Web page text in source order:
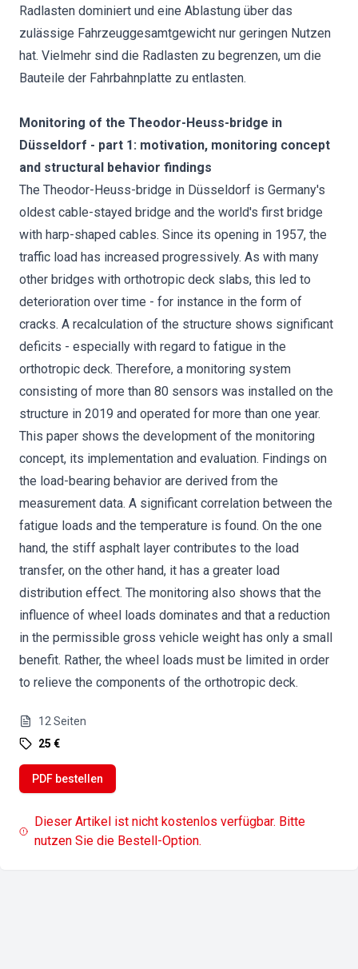
Radlasten dominiert und eine Ablastung über das
zulässige Fahrzeuggesamtgewicht nur geringen Nutzen
hat. Vielmehr sind die Radlasten zu begrenzen, um die
Bauteile der Fahrbahnplatte zu entlasten.
Monitoring of the Theodor-Heuss-bridge in
Düsseldorf - part 1: motivation, monitoring concept
and structural behavior findings
The Theodor-Heuss-bridge in Düsseldorf is Germany's
oldest cable-stayed bridge and the world's first bridge
with harp-shaped cables. Since its opening in 1957, the
traffic load has increased progressively. As with many
other bridges with orthotropic deck slabs, this led to
deterioration over time - for instance in the form of
cracks. A recalculation of the structure shows significant
deficits - especially with regard to fatigue in the
orthotropic deck. Therefore, a monitoring system
consisting of more than 80 sensors was installed on the
structure in 2019 and operated for more than one year.
This paper shows the development of the monitoring
concept, its implementation and evaluation. Findings on
the load-bearing behavior are derived from the
measurement data. A significant correlation between the
fatigue loads and the temperature is found. On the one
hand, the stiff asphalt layer contributes to the load
transfer, on the other hand, it has a greater load
distribution effect. The monitoring also shows that the
influence of wheel loads dominates and that a reduction
in the permissible gross vehicle weight has only a small
benefit. Rather, the wheel loads must be limited in order
to relieve the components of the orthotropic deck.
12 Seiten
25 €
PDF bestellen
Dieser Artikel ist nicht kostenlos verfügbar. Bitte
nutzen Sie die Bestell-Option.